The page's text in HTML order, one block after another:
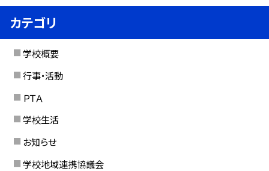
カテゴリ
学校概要
行事・活動
ＰＴＡ
学校生活
お知らせ
学校地域連携協議会